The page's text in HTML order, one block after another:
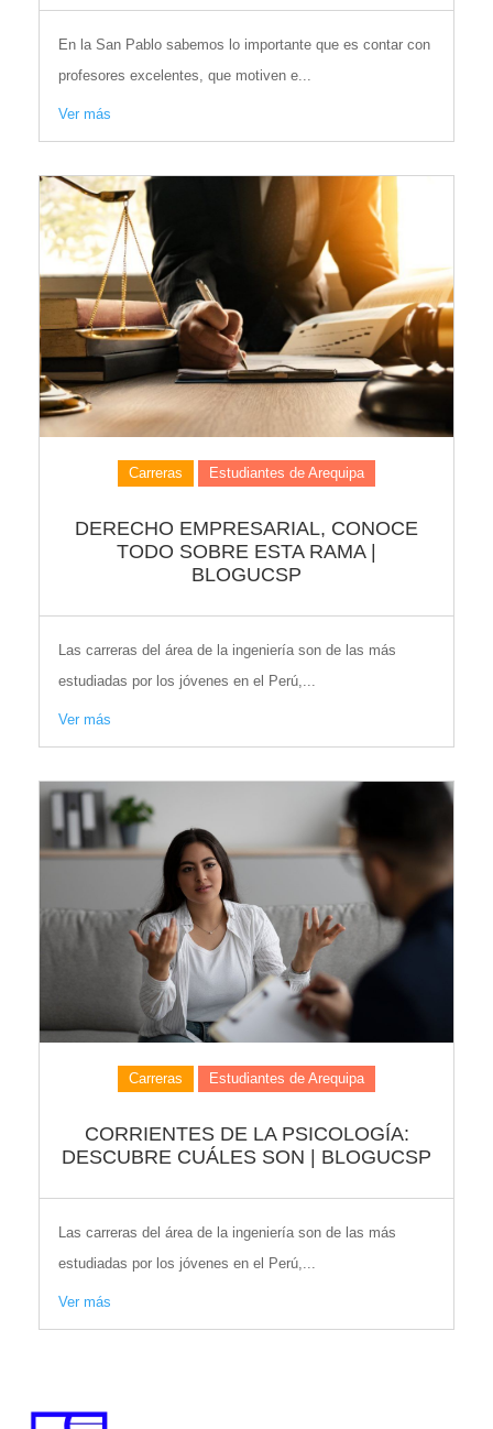
En la San Pablo sabemos lo importante que es contar con
profesores excelentes, que motiven e...
Ver más
Carreras Estudiantes de Arequipa
DERECHO EMPRESARIAL, CONOCE
TODO SOBRE ESTA RAMA |
BLOGUCSP
Las carreras del área de la ingeniería son de las más
estudiadas por los jóvenes en el Perú,...
Ver más
Carreras Estudiantes de Arequipa
CORRIENTES DE LA PSICOLOGÍA:
DESCUBRE CUÁLES SON | BLOGUCSP
Las carreras del área de la ingeniería son de las más
estudiadas por los jóvenes en el Perú,...
Ver más